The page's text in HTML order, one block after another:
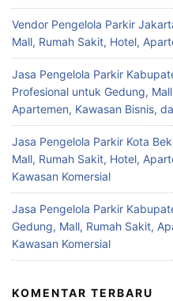
Vendor Pengelola Parkir
Mall, Rumah Sakit, Hotel,
Jasa Pengelola Parkir
Profesional untuk Gedung,
Apartemen, Kawasan Bisnis,
Jasa Pengelola Parkir Kota
Mall, Rumah Sakit, Hotel,
Kawasan Komersial
Jasa Pengelola Parkir
Gedung, Mall, Rumah Sakit,
Kawasan Komersial
KOMENTAR TERBARU